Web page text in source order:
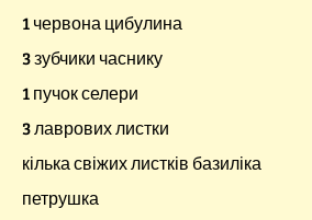
1 червона цибулина
3 зубчики часнику
1 пучок селери
3 лаврових листки
кілька свіжих листків базиліка
петрушка